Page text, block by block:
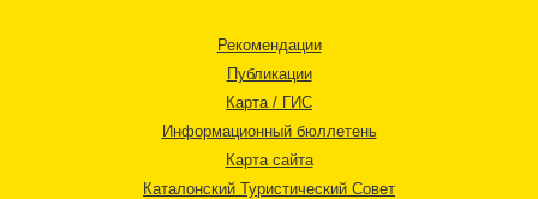
Рекомендации
Публикации
Карта / ГИС
Информационный бюллетень
Карта сайта
Каталонский Туристический Совет